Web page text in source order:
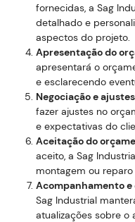
fornecidas, a Sag
detalhado e
aspectos do projeto.
Apresentação do
apresentará o
e esclarecendo
Negociação e
fazer ajustes no
e expectativas do
Aceitação do
aceito, a Sag
montagem ou
Acompanhamento e
Sag Industrial
atualizações sobre o